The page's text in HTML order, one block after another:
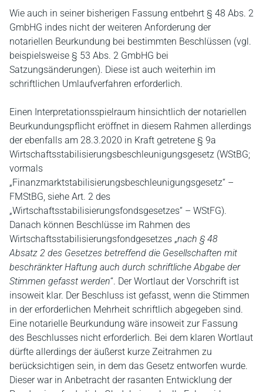
Wie auch in seiner bisherigen Fassung entbehrt § 48 Abs. 2
GmbHG indes nicht der weiteren Anforderung der
notariellen Beurkundung bei bestimmten Beschlüssen (vgl.
beispielsweise § 53 Abs. 2 GmbHG bei
Satzungsänderungen). Diese ist auch weiterhin im
schriftlichen Umlaufverfahren erforderlich.
Einen Interpretationsspielraum hinsichtlich der notariellen
Beurkundungspflicht eröffnet in diesem Rahmen allerdings
der ebenfalls am 28.3.2020 in Kraft getretene § 9a
Wirtschaftsstabilisierungsbeschleunigungsgesetz (WStBG;
vormals
„Finanzmarktstabilisierungsbeschleunigungsgesetz“ –
FMStBG, siehe Art. 2 des
„Wirtschaftsstabilisierungsfondsgesetzes“ – WStFG).
Danach können Beschlüsse im Rahmen des
Wirtschaftsstabilisierungsfondgesetzes „nach § 48
Absatz 2 des Gesetzes betreffend die Gesellschaften mit
beschränkter Haftung auch durch schriftliche Abgabe der
Stimmen gefasst werden“. Der Wortlaut der Vorschrift ist
insoweit klar. Der Beschluss ist gefasst, wenn die Stimmen
in der erforderlichen Mehrheit schriftlich abgegeben sind.
Eine notarielle Beurkundung wäre insoweit zur Fassung
des Beschlusses nicht erforderlich. Bei dem klaren Wortlaut
dürfte allerdings der äußerst kurze Zeitrahmen zu
berücksichtigen sein, in dem das Gesetz entworfen wurde.
Dieser war in Anbetracht der rasanten Entwicklung der